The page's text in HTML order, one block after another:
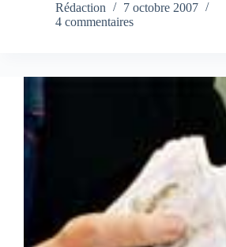
Rédaction
7 octobre 2007
4 commentaires